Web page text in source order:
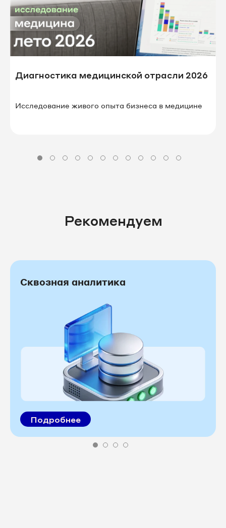
Диагностика медицинской отрасли 2026
Исследование живого опыта бизнеса в⁠ ⁠медицине
Рекомендуем
Сквозная аналитика
Подробнее